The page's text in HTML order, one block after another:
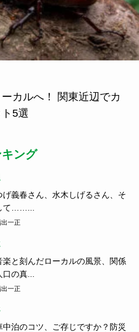
カルへ！ 関東近辺でカ
5選
ング
げ義春さん、水木しげるさん、そ
て……...
出一正
楽と刻んだローカルの風景、関係
口の真...
出一正
中泊のコツ、ご存じですか？防災